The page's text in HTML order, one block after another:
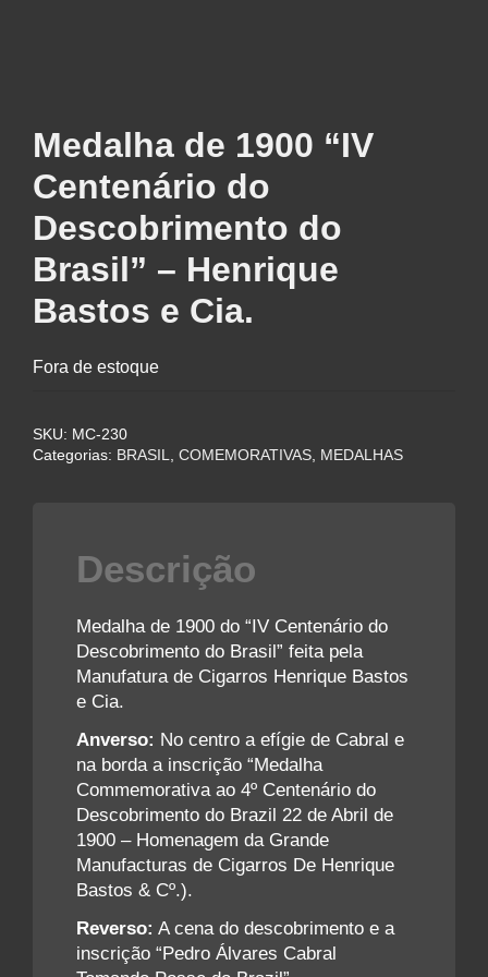
Medalha de 1900 “IV
Centenário do
Descobrimento do
Brasil” – Henrique
Bastos e Cia.
Fora de estoque
SKU: MC-230
Categorias: BRASIL, COMEMORATIVAS, MEDALHAS
Descrição
Medalha de 1900 do “IV Centenário do
Descobrimento do Brasil” feita pela
Manufatura de Cigarros Henrique Bastos
e Cia.
Anverso: No centro a efígie de Cabral e
na borda a inscrição “Medalha
Commemorativa ao 4º Centenário do
Descobrimento do Brazil 22 de Abril de
1900 – Homenagem da Grande
Manufacturas de Cigarros De Henrique
Bastos & Cº.).
Reverso: A cena do descobrimento e a
inscrição “Pedro Álvares Cabral